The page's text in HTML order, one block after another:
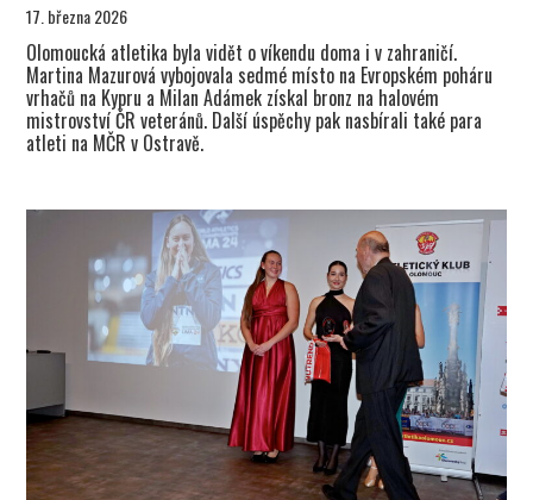
17. března 2026
Olomoucká atletika byla vidět o víkendu doma i v zahraničí.
Martina Mazurová vybojovala sedmé místo na Evropském poháru
vrhačů na Kypru a Milan Adámek získal bronz na halovém
mistrovství ČR veteránů. Další úspěchy pak nasbírali také para
atleti na MČR v Ostravě.